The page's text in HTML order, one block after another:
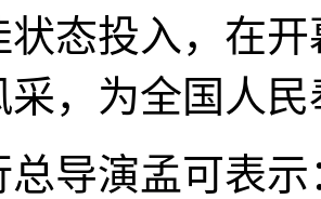
状态投入，在
采，为全国人
演孟可表示